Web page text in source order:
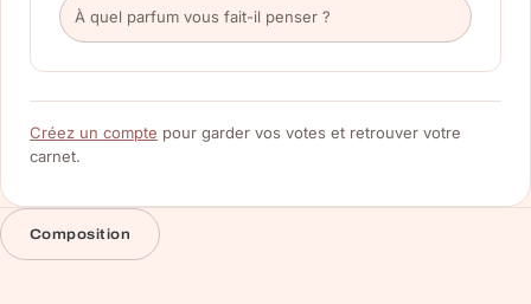
Créez un compte pour garder vos votes et retrouver votre
carnet.
Composition